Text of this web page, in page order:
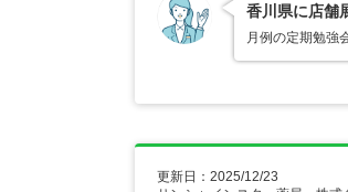
香川県に店舗
月例の定期勉強
更新日：2025/12/23